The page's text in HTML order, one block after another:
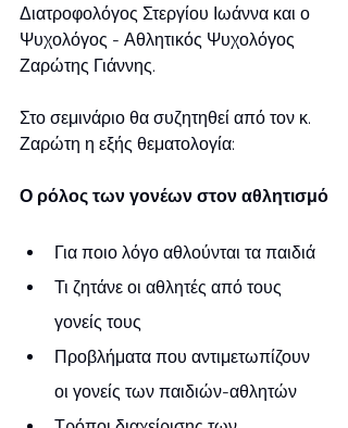
Διατροφολόγος Στεργίου Ιωάννα και ο
Ψυχολόγος - Αθλητικός Ψυχολόγος
Ζαρώτης Γιάννης.
Στο σεμινάριο θα συζητηθεί από τον κ.
Ζαρώτη η εξής θεματολογία:
Ο ρόλος των γονέων στον αθλητισμό
Για ποιο λόγο αθλούνται τα παιδιά
Τι ζητάνε οι αθλητές από τους
γονείς τους
Προβλήματα που αντιμετωπίζουν
οι γονείς των παιδιών-αθλητών